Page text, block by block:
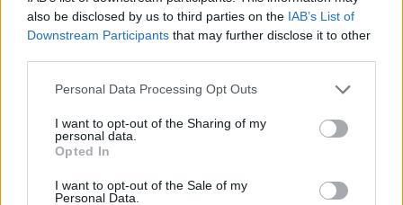
also be disclosed by us to third parties on the IAB’s List of
Downstream Participants that may further disclose it to other
Personal Data Processing Opt Outs
I want to opt-out of the Sharing of my
personal data.
Opted In
I want to opt-out of the Sale of my
Personal Data.
Η Vendora επεκτείνεται σε 27 χώρες της
Ευρωπαϊκή 'Ενωσης
05/08/2026 - 10:52 ΕΠΙΧΕΙΡΗΣΕΙΣ
SpaceX: Άλμα 92% στα έσοδα του α' τριμήνου στα
7,8 δισ. δολάρια
Evergood: Άγγιξε τα 300 εκατ. ο τζίρος- Στα 10